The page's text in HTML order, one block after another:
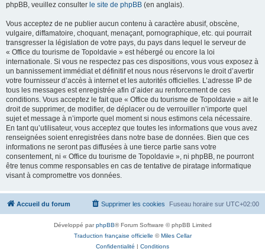
phpBB, veuillez consulter le site de phpBB (en anglais).
Vous acceptez de ne publier aucun contenu à caractère abusif, obscène,
vulgaire, diffamatoire, choquant, menaçant, pornographique, etc. qui pourrait
transgresser la législation de votre pays, du pays dans lequel le serveur de
« Office du tourisme de Topoldavie » est hébergé ou encore la loi
internationale. Si vous ne respectez pas ces dispositions, vous vous exposez à
un bannissement immédiat et définitif et nous nous réservons le droit d’avertir
votre fournisseur d’accès à internet et les autorités officielles. L’adresse IP de
tous les messages est enregistrée afin d’aider au renforcement de ces
conditions. Vous acceptez le fait que « Office du tourisme de Topoldavie » ait le
droit de supprimer, de modifier, de déplacer ou de verrouiller n’importe quel
sujet et message à n’importe quel moment si nous estimons cela nécessaire.
En tant qu’utilisateur, vous acceptez que toutes les informations que vous avez
renseignées soient enregistrées dans notre base de données. Bien que ces
informations ne seront pas diffusées à une tierce partie sans votre
consentement, ni « Office du tourisme de Topoldavie », ni phpBB, ne pourront
être tenus comme responsables en cas de tentative de piratage informatique
visant à compromettre vos données.
Accueil du forum Fuseau horaire sur UTC+02:00
Supprimer les cookies
Développé parphpBB® Forum Software © phpBB Limited
Traduction française officielle ©Miles Cellar
Confidentialité | Conditions